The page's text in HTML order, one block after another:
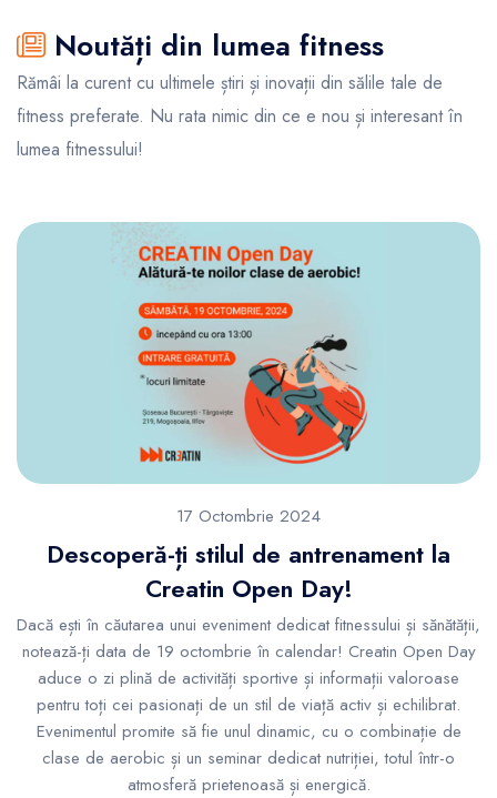
Noutăți din lumea fitness
Rămâi la curent cu ultimele știri și inovații din sălile tale de
fitness preferate. Nu rata nimic din ce e nou și interesant în
lumea fitnessului!
17 Octombrie 2024
Descoperă-ți stilul de antrenament la
Creatin Open Day!
Dacă ești în căutarea unui eveniment dedicat fitnessului și sănătății,
notează-ți data de 19 octombrie în calendar! Creatin Open Day
aduce o zi plină de activități sportive și informații valoroase
pentru toți cei pasionați de un stil de viață activ și echilibrat.
Evenimentul promite să fie unul dinamic, cu o combinație de
clase de aerobic și un seminar dedicat nutriției, totul într-o
atmosferă prietenoasă și energică.